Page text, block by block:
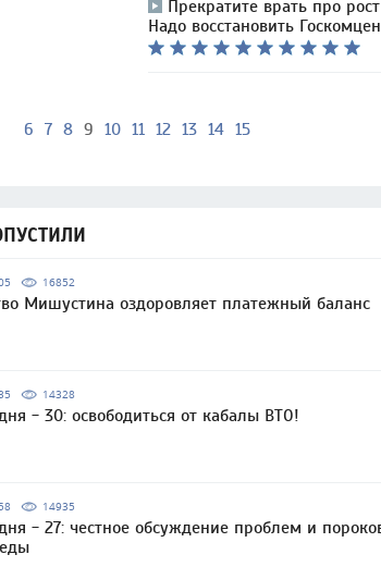
Прекратите врать про
Надо восстановить Госкомцен
6 7 8 9 10 11 12 13 14 15
16852
Мишустина оздоровляет платежный баланс
14328
- 30: освободиться от кабалы ВТО!
14935
- 27: честное обсуждение проблем и